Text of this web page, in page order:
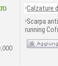
›Calzature
›Scarpa
running